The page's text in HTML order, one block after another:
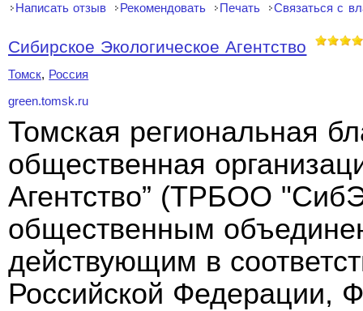
Написать отзыв Рекомендовать Печать Связаться с
Сибирское Экологическое Агентство
Томск, Россия
green.tomsk.ru
Томская региональная
общественная
Агентство” (ТРБОО
общественным
действующим в
Российской Федерации,